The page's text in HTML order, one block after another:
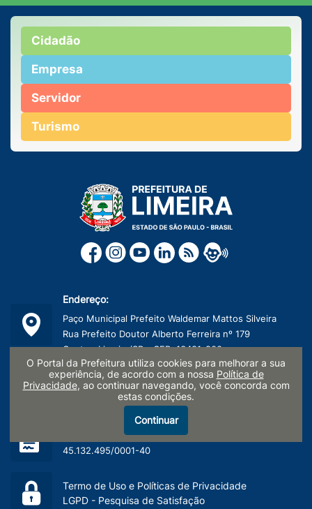
Cidadão
Empresa
Servidor
Turismo
Endereço:
Paço Municipal Prefeito Waldemar Mattos Silveira
Rua Prefeito Doutor Alberto Ferreira nº 179
Centro, Limeira/SP - CEP: 13481-900
Telefone:
(19) 3404-9600
45.132.495/0001-40
Termo de Uso e Políticas de Privacidade
LGPD - Pesquisa de Satisfação
O Portal da Prefeitura utiliza cookies para melhorar a sua
experiência, de acordo com a nossa Política de
Privacidade, ao continuar navegando, você concorda com
estas condições.
Continuar